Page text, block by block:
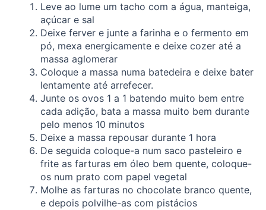
Leve ao lume um tacho com a água, manteiga,
açúcar e sal
Deixe ferver e junte a farinha e o fermento em
pó, mexa energicamente e deixe cozer até a
massa aglomerar
Coloque a massa numa batedeira e deixe bater
lentamente até arrefecer.
Junte os ovos 1 a 1 batendo muito bem entre
cada adição, bata a massa muito bem durante
pelo menos 10 minutos
Deixe a massa repousar durante 1 hora
De seguida coloque-a num saco pasteleiro e
frite as farturas em óleo bem quente, coloque-
os num prato com papel vegetal
Molhe as farturas no chocolate branco quente,
e depois polvilhe-as com pistácios